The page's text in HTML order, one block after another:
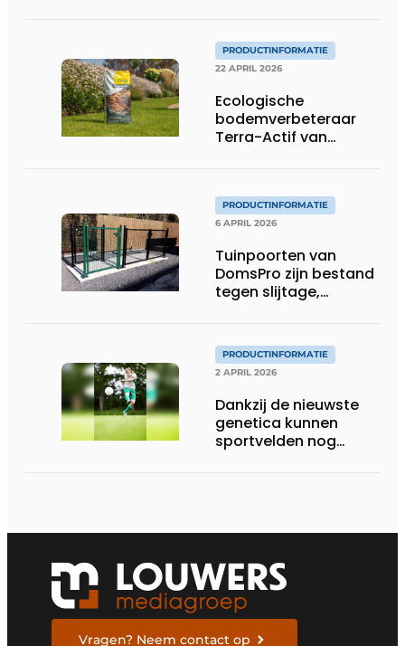
PRODUCTINFORMATIE
22 APRIL 2026
Ecologische
bodemverbeteraar
Terra-Actif van
professionele
groenprojecten
PRODUCTINFORMATIE
6 APRIL 2026
Tuinpoorten van
DomsPro zijn bestand
tegen slijtage,
PRODUCTINFORMATIE
2 APRIL 2026
Dankzij de nieuwste
genetica kunnen
sportvelden nog
Vragen? Neem contact op